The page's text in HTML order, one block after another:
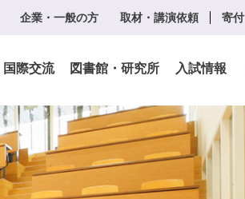
企業・一般の方 取材・講演依頼 寄付
際交流 図書館・研究所 入試情報